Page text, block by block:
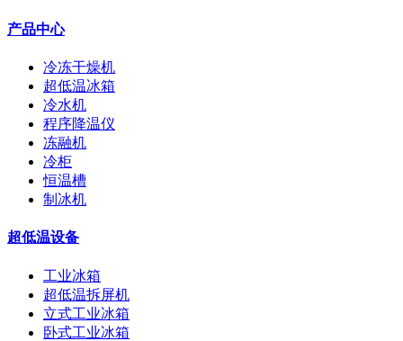
产品中心
冷冻干燥机
超低温冰箱
冷水机
程序降温仪
冻融机
冷柜
恒温槽
制冰机
超低温设备
工业冰箱
超低温拆屏机
立式工业冰箱
卧式工业冰箱